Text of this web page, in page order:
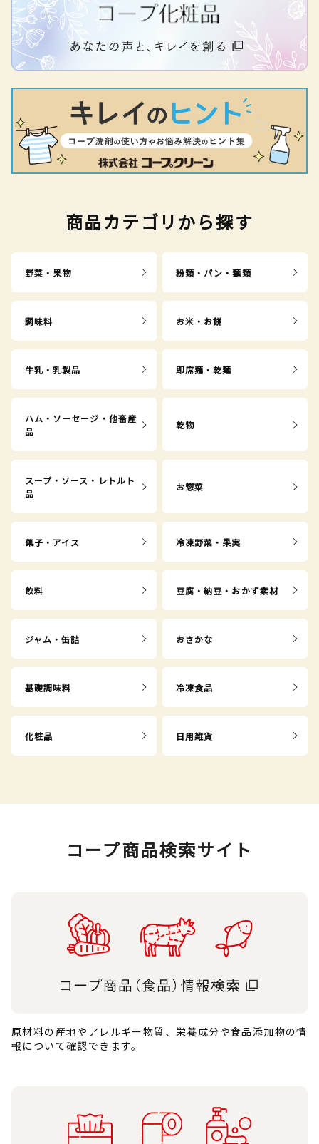
商品カテゴリから探す
野菜・果物 粉類・パン・麺類
調味料 お米・お餅
牛乳・乳製品 即席麺・乾麺
ハム・ソーセージ・他畜産
品
乾物
スープ・ソース・レトルト
品
お惣菜
菓子・アイス 冷凍野菜・果実
飲料 豆腐・納豆・おかず素材
ジャム・缶詰 おさかな
基礎調味料 冷凍食品
化粧品 日用雑貨
コープ商品検索サイト
原材料の産地やアレルギー物質、栄養成分や食品添加物の情
報について確認できます。